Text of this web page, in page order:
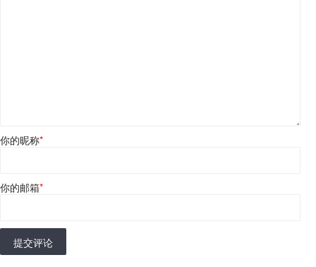
你的昵称*
你的邮箱*
提交评论